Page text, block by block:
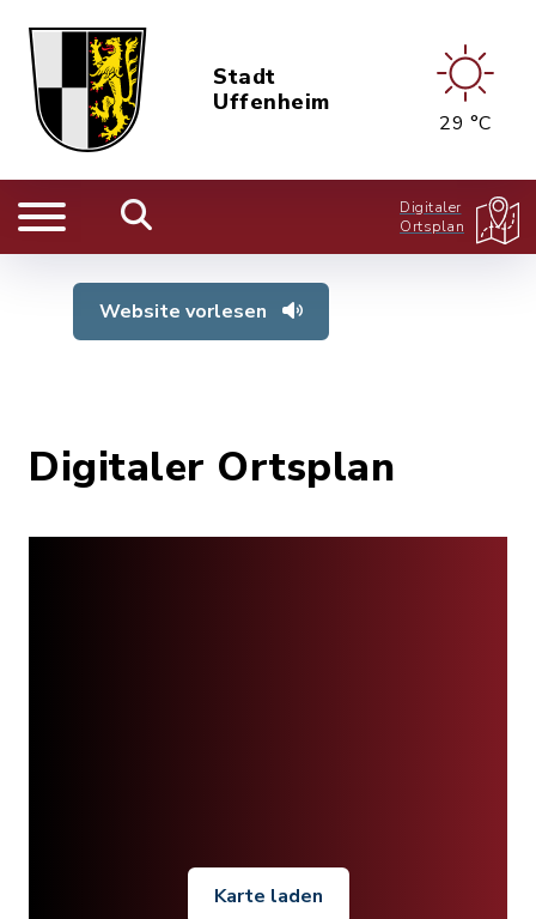
Stadt
Uffenheim
29 °C
Digitaler
Ortsplan
Website vorlesen
Digitaler Ortsplan
Karte laden